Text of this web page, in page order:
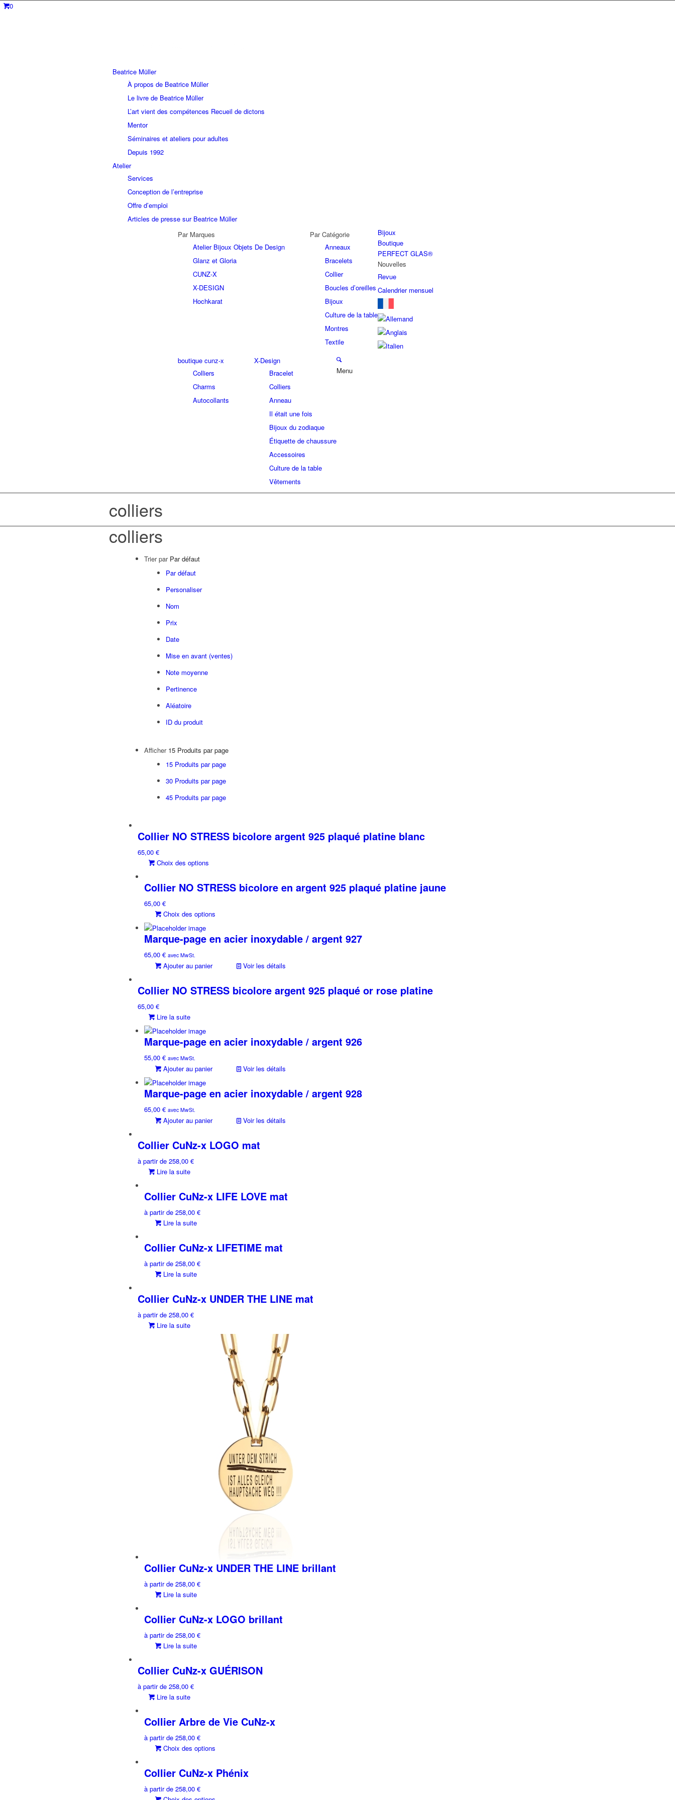
0
Beatrice Müller
À propos de Beatrice Müller
Le livre de Beatrice Müller
L’art vient des compétences Recueil de dictons
Mentor
Séminaires et ateliers pour adultes
Depuis 1992
Atelier
Services
Conception de l’entreprise
Offre d’emploi
Articles de presse sur Beatrice Müller
Bijoux
Par Marques
Atelier Bijoux Objets De Design
Glanz et Gloria
CUNZ-X
X-DESIGN
Hochkarat
Par Catégorie
Anneaux
Bracelets
Collier
Boucles d’oreilles
Bijoux
Culture de la table
Montres
Textile
Boutique
boutique cunz-x
Colliers
Charms
Autocollants
X-Design
Bracelet
Colliers
Anneau
Il était une fois
Bijoux du zodiaque
Étiquette de chaussure
Accessoires
Culture de la table
Vêtements
PERFECT GLAS®
Nouvelles
Revue
Calendrier mensuel
Menu
colliers
colliers
Trier par Par défaut
Par défaut
Personaliser
Nom
Prix
Date
Mise en avant (ventes)
Note moyenne
Pertinence
Aléatoire
ID du produit
Afficher 15 Produits par page
15 Produits par page
30 Produits par page
45 Produits par page
Collier NO STRESS bicolore argent 925 plaqué platine blanc
65,00 €
Choix des options
a
plusieurs
peuvent
page
Collier NO STRESS bicolore en argent 925 plaqué platine jaune
65,00 €
Choix des options
plusieurs
peuvent
être
page
Marque-page en acier inoxydable / argent 927
65,00 € avec MwSt.
Ajouter au panier Voir les détails
Collier NO STRESS bicolore argent 925 plaqué or rose platine
65,00 €
Lire la suite
Marque-page en acier inoxydable / argent 926
55,00 € avec MwSt.
Ajouter au panier Voir les détails
Marque-page en acier inoxydable / argent 928
65,00 € avec MwSt.
Ajouter au panier Voir les détails
Collier CuNz-x LOGO mat
à partir de 258,00 €
Lire la suite
Collier CuNz-x LIFE LOVE mat
à partir de 258,00 €
Lire la suite
Collier CuNz-x LIFETIME mat
à partir de 258,00 €
Lire la suite
Collier CuNz-x UNDER THE LINE mat
à partir de 258,00 €
Lire la suite
Collier CuNz-x UNDER THE LINE brillant
à partir de 258,00 €
Lire la suite
Collier CuNz-x LOGO brillant
à partir de 258,00 €
Lire la suite
Collier CuNz-x GUÉRISON
à partir de 258,00 €
Lire la suite
Collier Arbre de Vie CuNz-x
à partir de 258,00 €
Choix des options
plusieurs
Collier CuNz-x Phénix
à partir de 258,00 €